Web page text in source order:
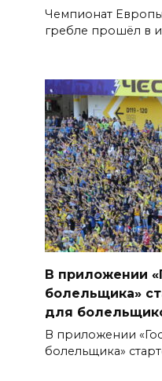
Чемпионат
гребле прошёл в
В приложении
болельщика»
для
В приложении
болельщика»